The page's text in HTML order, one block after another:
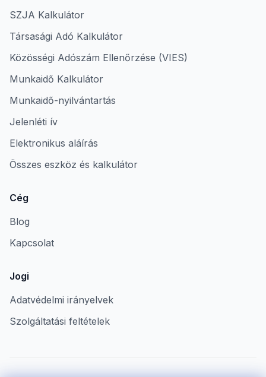
SZJA Kalkulátor
Társasági Adó Kalkulátor
Közösségi Adószám Ellenőrzése (VIES)
Munkaidő Kalkulátor
Munkaidő-nyilvántartás
Jelenléti ív
Elektronikus aláírás
Összes eszköz és kalkulátor
Cég
Blog
Kapcsolat
Jogi
Adatvédelmi irányelvek
Szolgáltatási feltételek